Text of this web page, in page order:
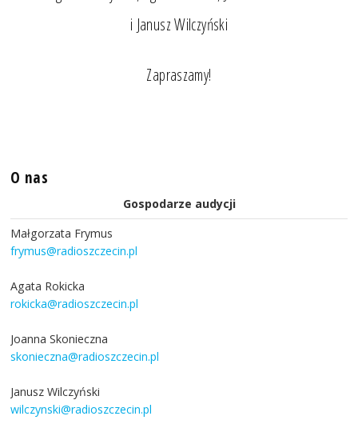
i Janusz Wilczyński
Zapraszamy!
O nas
Gospodarze audycji
Małgorzata Frymus
frymus@radioszczecin.pl
Agata Rokicka
rokicka@radioszczecin.pl
Joanna Skonieczna
skonieczna@radioszczecin.pl
Janusz Wilczyński
wilczynski@radioszczecin.pl